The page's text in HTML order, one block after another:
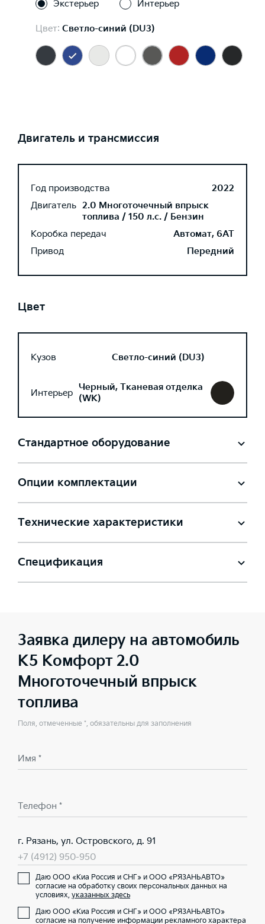
Экстерьер Интерьер
Цвет: Светло-синий (DU3)
Двигатель и трансмиссия
Год производства
2022
Двигатель 2.0 Многоточечный впрыск
топлива / 150 л.с. / Бензин
Коробка передач
Автомат, 6AT
Привод
Передний
Цвет
Кузов Светло-синий (DU3)
Интерьер Черный, Тканевая отделка
(WK)
Стандартное оборудование
Опции комплектации
Технические характеристики
Спецификация
Заявка дилеру на автомобиль
K5 Комфорт 2.0
Многоточечный впрыск
топлива
Поля, отмеченные *, обязательны для заполнения
Имя *
Телефон *
г. Рязань, ул. Островского, д. 91
+7 (4912) 950-950
Даю ООО «Киа Россия и СНГ» и ООО «РЯЗАНЬАВТО»
согласие на обработку своих персональных данных на
условиях, указанных здесь
Даю ООО «Киа Россия и СНГ» и ООО «РЯЗАНЬАВТО»
согласие на получение информации рекламного характера